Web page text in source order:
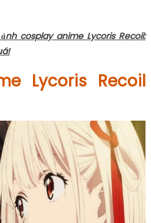
cosplay anime Lycoris Recoil:
Lycoris Recoil